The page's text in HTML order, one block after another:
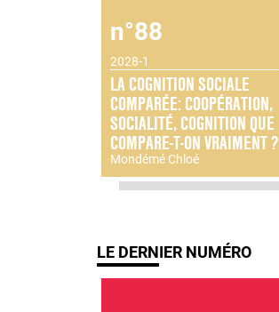
n°88
2028-1
LA COGNITION SOCIALE
COMPARÉE: COOPÉRATION,
SOCIALITÉ, COGNITION QUE
COMPARE-T-ON VRAIMENT ?
Mondémé Chloé
LE DERNIER NUMÉRO